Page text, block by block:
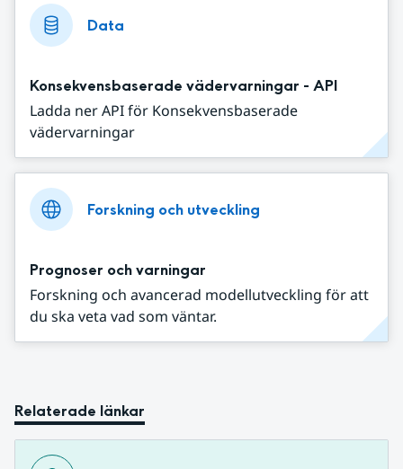
Data
Konsekvensbaserade vädervarningar - API
Ladda ner API för Konsekvensbaserade
vädervarningar
Forskning och utveckling
Prognoser och varningar
Forskning och avancerad modellutveckling för att
du ska veta vad som väntar.
Relaterade länkar